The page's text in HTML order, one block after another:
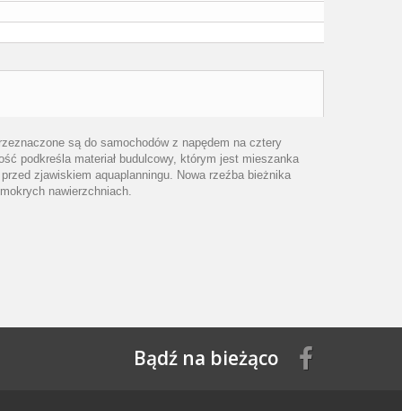
są do samochodów z napędem na cztery
podkreśla materiał budulcowy, którym jest mieszanka
zjawiskiem aquaplanningu. Nowa rzeźba bieżnika
nawierzchniach.
Bądź na bieżąco